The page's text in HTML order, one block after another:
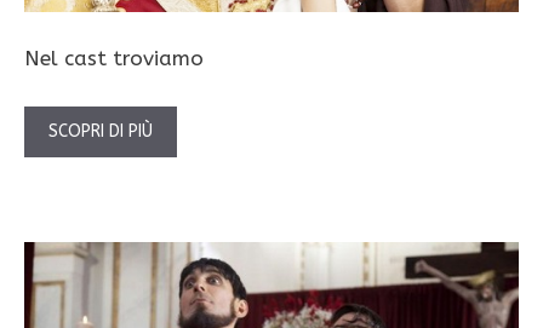
Nel cast troviamo
SCOPRI DI PIÙ